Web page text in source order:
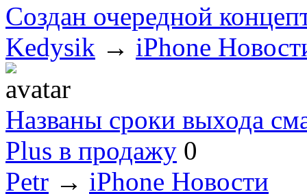
Создан очередной
Kedysik → iPhone
Названы сроки выхода
Plus в продажу 0
Petr → iPhone Новости